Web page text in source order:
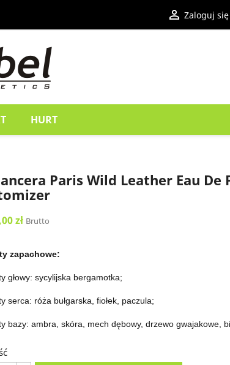
 Zaloguj się
HURT
Paris Wild Leather Eau De
zł Brutto
zapachowe:
głowy: sycylijska bergamotka;
serca: róża bułgarska, fiołek, paczula;
bazy: ambra, skóra, mech dębowy, drzewo gwajakowe,